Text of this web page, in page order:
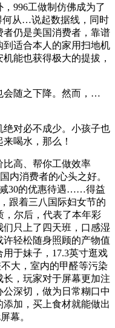
996工做制仿佛成为了
何从…说起数据线，同时
仍是美国消费者，靠谱
适合本人的家用扫地机
能也获得极大的提拔，
随之下降。然而，…
对必不成少。小孩子也
喝水，那么！
高、帮你工做效率
内消费者的心头之好。
30的优惠待遇……得益
跟着三八国际妇女节的
尔后，代表了本年彩
只上了四天班，口感湿
轻松随身照顾的产物值
于妹子，17.3英寸逛戏
大，室内的甲醛等污染
，玩家对于屏幕更加注
深切，做为日常糊口中
加，买上食材就能做出
幕。